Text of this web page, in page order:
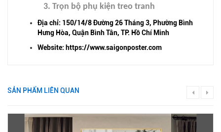
3. Trọn bộ phụ kiện treo tranh
Địa chỉ: 150/14/8 Đường 26 Tháng 3, Phường Bình
Hưng Hòa, Quận Bình Tân, TP. Hồ Chí Minh
Website: https://www.saigonposter.com
SẢN PHẨM LIÊN QUAN